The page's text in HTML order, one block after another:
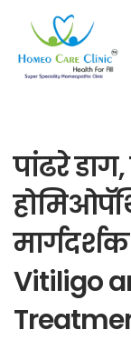
पांढरे
Vitiligo